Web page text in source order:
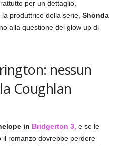
per un dettaglio.
produttrice della serie, Shonda
alla questione del glow up di
nessun
Coughlan
in Bridgerton 3, e se le
romanzo dovrebbe perdere